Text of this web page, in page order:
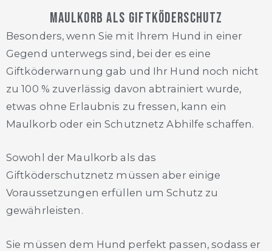
Maulkorb als Giftköderschutz
Besonders, wenn Sie mit Ihrem Hund in einer
Gegend unterwegs sind, bei der es eine
Giftköderwarnung gab und Ihr Hund noch nicht
zu 100 % zuverlässig davon abtrainiert wurde,
etwas ohne Erlaubnis zu fressen, kann ein
Maulkorb oder ein Schutznetz Abhilfe schaffen.
Sowohl der Maulkorb als das
Giftköderschutznetz müssen aber einige
Voraussetzungen erfüllen um Schutz zu
gewährleisten.
Sie müssen dem Hund perfekt passen, sodass er